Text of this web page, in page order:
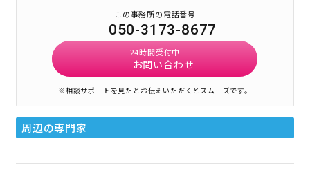
この事務所の電話番号
050-3173-8677
24時間受付中
お問い合わせ
※相談サポートを見たとお伝えいただくとスムーズです。
周辺の専門家